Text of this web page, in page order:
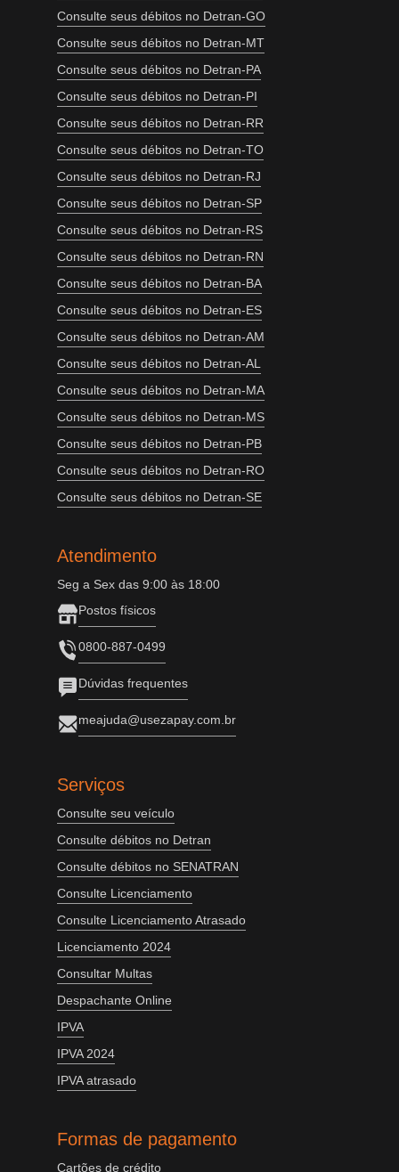
Consulte seus débitos no Detran-GO
Consulte seus débitos no Detran-MT
Consulte seus débitos no Detran-PA
Consulte seus débitos no Detran-PI
Consulte seus débitos no Detran-RR
Consulte seus débitos no Detran-TO
Consulte seus débitos no Detran-RJ
Consulte seus débitos no Detran-SP
Consulte seus débitos no Detran-RS
Consulte seus débitos no Detran-RN
Consulte seus débitos no Detran-BA
Consulte seus débitos no Detran-ES
Consulte seus débitos no Detran-AM
Consulte seus débitos no Detran-AL
Consulte seus débitos no Detran-MA
Consulte seus débitos no Detran-MS
Consulte seus débitos no Detran-PB
Consulte seus débitos no Detran-RO
Consulte seus débitos no Detran-SE
Atendimento
Seg a Sex das 9:00 às 18:00
Postos físicos
0800-887-0499
Dúvidas frequentes
meajuda@usezapay.com.br
Serviços
Consulte seu veículo
Consulte débitos no Detran
Consulte débitos no SENATRAN
Consulte Licenciamento
Consulte Licenciamento Atrasado
Licenciamento 2024
Consultar Multas
Despachante Online
IPVA
IPVA 2024
IPVA atrasado
Formas de pagamento
Cartões de crédito